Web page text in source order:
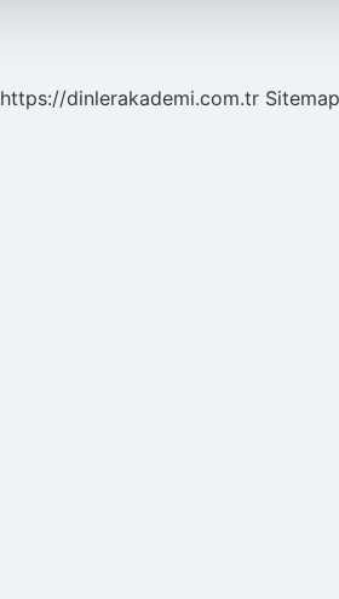
https://dinlerakademi.com.tr Sitemap